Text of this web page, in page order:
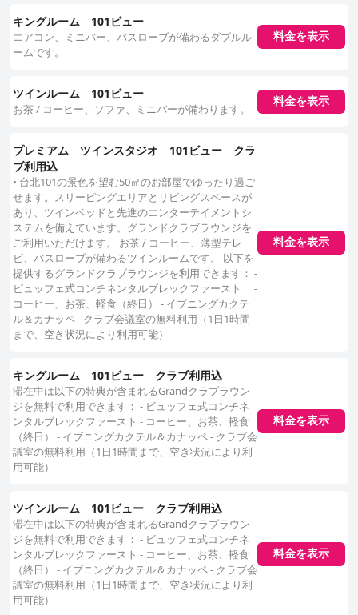
キングルーム 101ビュー
エアコン、ミニバー、バスローブが備わるダブルル
ームです。
料金を表示
ツインルーム 101ビュー
お茶 / コーヒー、ソファ、ミニバーが備わります。
料金を表示
プレミアム ツインスタジオ 101ビュー クラ
ブ利用込
• 台北101の景色を望む50㎡のお部屋でゆったり過ご
せます。スリーピングエリアとリビングスペースが
あり、ツインベッドと先進のエンターテイメントシ
ステムを備えています。グランドクラブラウンジを
ご利用いただけます。 お茶 / コーヒー、薄型テレ
ビ、バスローブが備わるツインルームです。 以下を
提供するグランドクラブラウンジを利用できます： -
ビュッフェ式コンチネンタルブレックファースト -
コーヒー、お茶、軽食（終日） - イブニングカクテ
ル＆カナッペ - クラブ会議室の無料利用（1日1時間
まで、空き状況により利用可能）
料金を表示
キングルーム 101ビュー クラブ利用込
滞在中は以下の特典が含まれるGrandクラブラウン
ジを無料で利用できます： - ビュッフェ式コンチネ
ンタルブレックファースト - コーヒー、お茶、軽食
（終日） - イブニングカクテル＆カナッペ - クラブ会
議室の無料利用（1日1時間まで、空き状況により利
用可能）
料金を表示
ツインルーム 101ビュー クラブ利用込
滞在中は以下の特典が含まれるGrandクラブラウン
ジを無料で利用できます： - ビュッフェ式コンチネ
ンタルブレックファースト - コーヒー、お茶、軽食
（終日） - イブニングカクテル＆カナッペ - クラブ会
議室の無料利用（1日1時間まで、空き状況により利
用可能）
料金を表示